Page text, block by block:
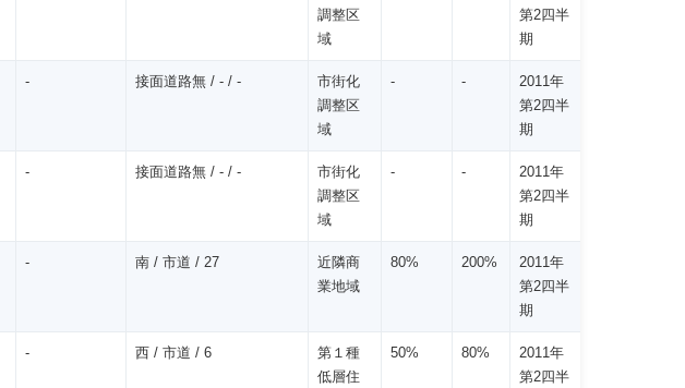
調整区
域
第2四半
期
- 接面道路無 / - / -
市街化
調整区
域
- -
2011年
第2四半
期
- 接面道路無 / - / -
市街化
調整区
域
- -
2011年
第2四半
期
- 南 / 市道 / 27
近隣商
業地域
80% 200%
2011年
第2四半
期
- 西 / 市道 / 6
第１種
低層住
50% 80%
2011年
第2四半